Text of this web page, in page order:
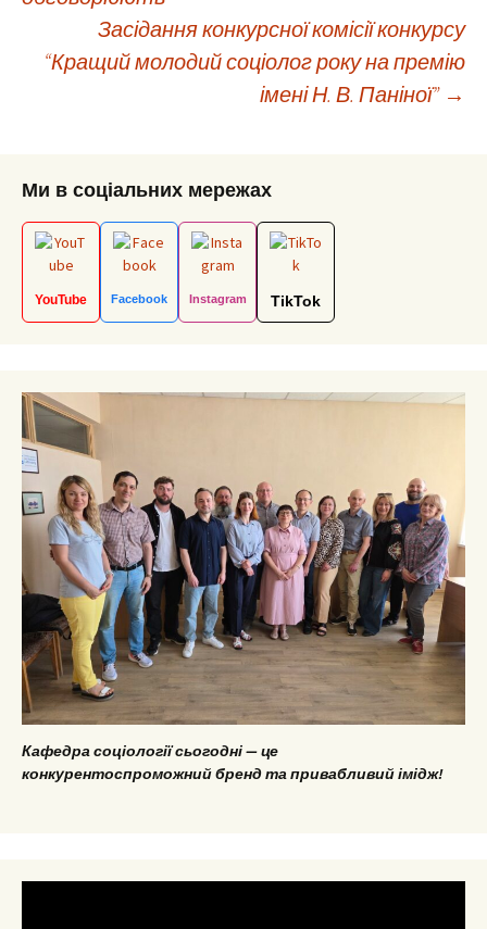
navigation
Засідання конкурсної комісії конкурсу
“Кращий молодий соціолог року на премію
імені Н. В. Паніної” →
Ми в соціальних мережах
YouTube Facebook Instagram TikTok
Кафедра соціології сьогодні — це
конкурентоспроможний бренд та привабливий імідж!